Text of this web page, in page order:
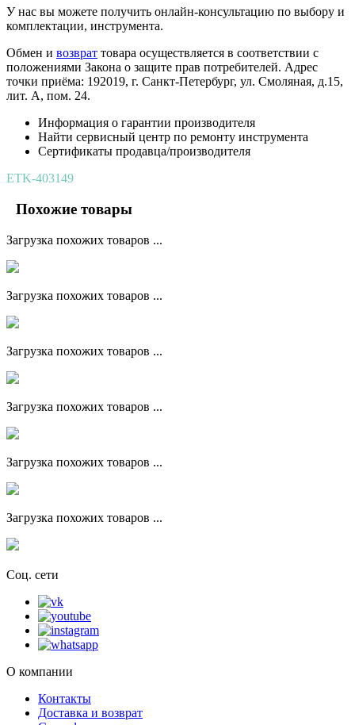
У нас вы можете получить онлайн-консультацию по выбору и
комплектации, инструмента.
Обмен и возврат товара осуществляется в соответствии с
положениями Закона о защите прав потребителей. Адрес
точки приёма: 192019, г. Санкт-Петербург, ул. Смоляная, д.15,
лит. А, пом. 24.
Информация о гарантии производителя
Найти сервисный центр по ремонту инструмента
Сертификаты продавца/производителя
ETK-403149
Похожие товары
Загрузка похожих товаров ...
Загрузка похожих товаров ...
Загрузка похожих товаров ...
Загрузка похожих товаров ...
Загрузка похожих товаров ...
Загрузка похожих товаров ...
Соц. сети
О компании
Контакты
Доставка и возврат